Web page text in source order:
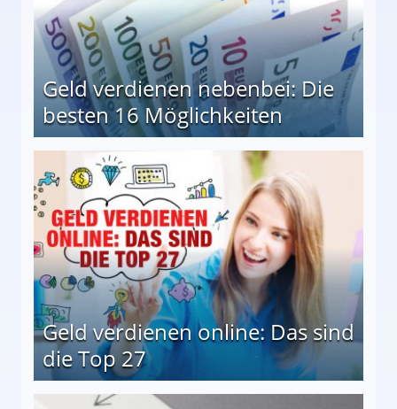
Geld verdienen nebenbei: Die
besten 16 Möglichkeiten
Geld verdienen online: Das sind
die Top 27